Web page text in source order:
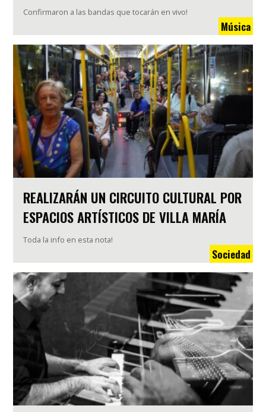
Confirmaron a las bandas que tocarán en vivo!
Música
REALIZARÁN UN CIRCUITO CULTURAL POR
ESPACIOS ARTÍSTICOS DE VILLA MARÍA
Toda la info en esta nota!
Sociedad